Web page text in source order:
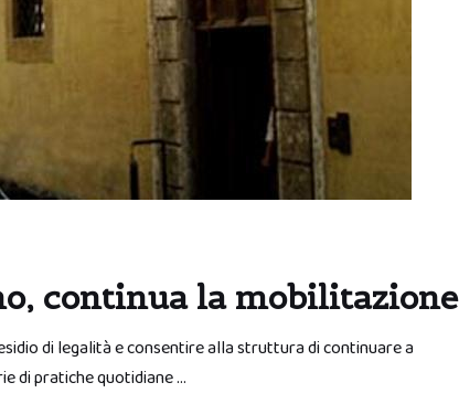
continua la mobilitazione
di legalità e consentire alla struttura di continuare a
di pratiche quotidiane …